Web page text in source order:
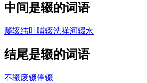
中间是辍的词语
嫠辍纬吐哺辍洗祥河辍水
结尾是辍的词语
不辍废辍停辍